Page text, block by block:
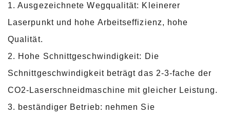
1. Ausgezeichnete Wegqualität: Kleinerer
Laserpunkt und hohe Arbeitseffizienz, hohe
Qualität.
2. Hohe Schnittgeschwindigkeit: Die
Schnittgeschwindigkeit beträgt das 2-3-fache der
CO2-Laserschneidmaschine mit gleicher Leistung.
3. beständiger Betrieb: nehmen Sie